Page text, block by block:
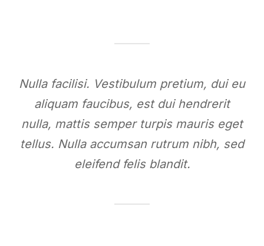
Nulla facilisi. Vestibulum pretium, dui eu
aliquam faucibus, est dui hendrerit
nulla, mattis semper turpis mauris eget
tellus. Nulla accumsan rutrum nibh, sed
eleifend felis blandit.